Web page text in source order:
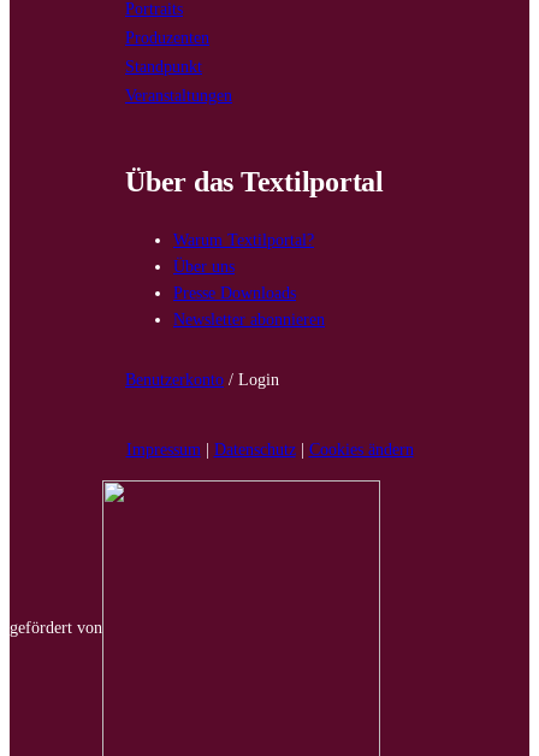
Portraits
Produzenten
Standpunkt
Veranstaltungen
Über das Textilportal
Warum Textilportal?
Über uns
Presse Downloads
Newsletter abonnieren
Benutzerkonto / Login
Impressum| Datenschutz| Cookies ändern
gefördert von